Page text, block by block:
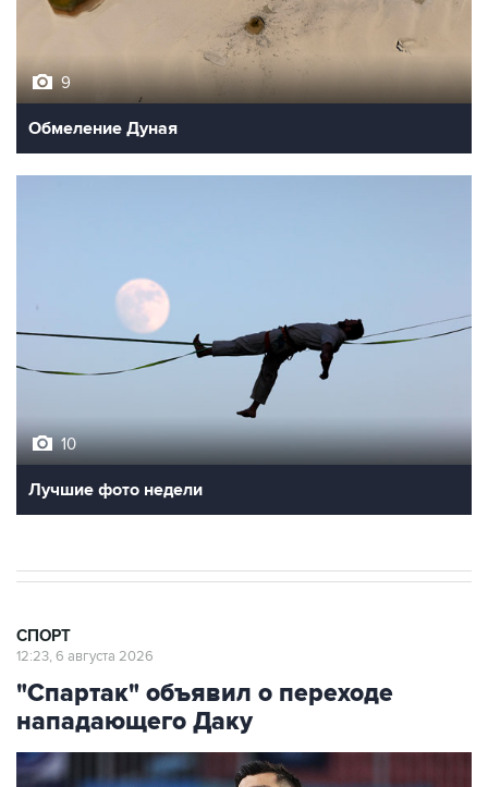
9
Обмеление Дуная
10
Лучшие фото недели
СПОРТ
12:23, 6 августа 2026
"Спартак" объявил о переходе
нападающего Даку